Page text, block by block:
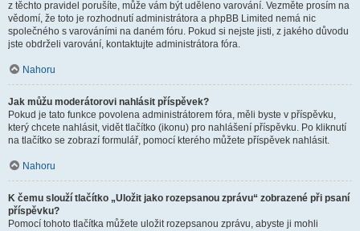
z těchto pravidel porušíte, může vám být uděleno varování. Vezměte prosím na
vědomí, že toto je rozhodnutí administrátora a phpBB Limited nemá nic
společného s varováními na daném fóru. Pokud si nejste jisti, z jakého důvodu
jste obdrželi varování, kontaktujte administrátora fóra.
Nahoru
Jak můžu moderátorovi nahlásit příspěvek?
Pokud je tato funkce povolena administrátorem fóra, měli byste v příspěvku,
který chcete nahlásit, vidět tlačítko (ikonu) pro nahlášení příspěvku. Po kliknutí
na tlačítko se zobrazí formulář, pomocí kterého můžete příspěvek nahlásit.
Nahoru
K čemu slouží tlačítko „Uložit jako rozepsanou zprávu“ zobrazené při psaní
příspěvku?
Pomocí tohoto tlačítka můžete uložit rozepsanou zprávu, abyste ji mohli